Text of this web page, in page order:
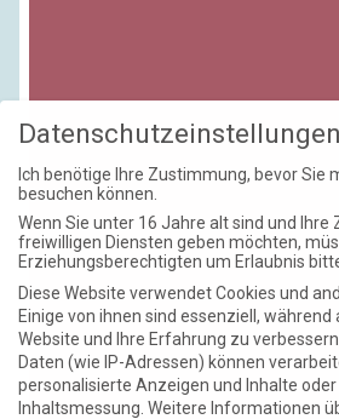
Datenschutzeinstellungen
Ich benötige Ihre Zustimmung, bevor Sie
besuchen können.
Wenn Sie unter 16 Jahre alt sind und Ihre
freiwilligen Diensten geben möchten,
Erziehungsberechtigten um Erlaubnis
Diese Website verwendet Cookies und
Einige von ihnen sind essenziell,
Website und Ihre Erfahrung zu verbessern.
Daten (wie IP-Adressen) können
personalisierte Anzeigen und Inhalte
Inhaltsmessung. Weitere Informationen